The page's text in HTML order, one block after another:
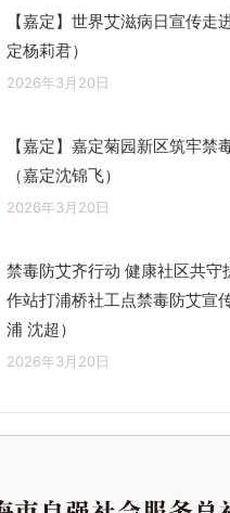
【嘉定】世界艾滋病日宣传走
定杨莉君）
2026年3月20日
【嘉定】嘉定菊园新区筑牢禁
（嘉定沈锦飞）
2026年3月20日
禁毒防艾齐行动 健康社区共守
作站打浦桥社工点禁毒防艾宣
浦 沈超）
2026年3月20日